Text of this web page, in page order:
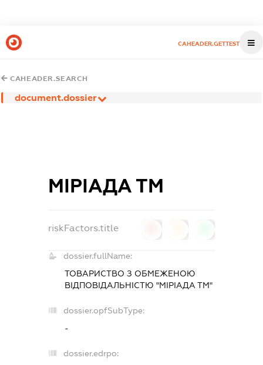
CAHEADER.GETTEST
CAHEADER.SEARCH
document.dossier
МІРІАДА ТМ
riskFactors.title
dossier.fullName:
ТОВАРИСТВО З ОБМЕЖЕНОЮ
ВІДПОВІДАЛЬНІСТЮ "МІРІАДА ТМ"
dossier.opfSubType:
-
dossier.edrpo: